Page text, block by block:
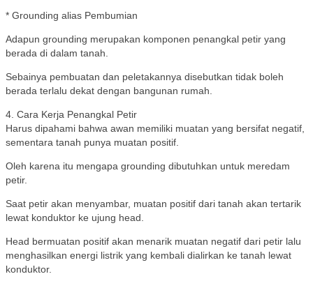
* Grounding alias Pembumian
Adapun grounding merupakan komponen penangkal petir yang
berada di dalam tanah.
Sebainya pembuatan dan peletakannya disebutkan tidak boleh
berada terlalu dekat dengan bangunan rumah.
4. Cara Kerja Penangkal Petir
Harus dipahami bahwa awan memiliki muatan yang bersifat negatif,
sementara tanah punya muatan positif.
Oleh karena itu mengapa grounding dibutuhkan untuk meredam
petir.
Saat petir akan menyambar, muatan positif dari tanah akan tertarik
lewat konduktor ke ujung head.
Head bermuatan positif akan menarik muatan negatif dari petir lalu
menghasilkan energi listrik yang kembali dialirkan ke tanah lewat
konduktor.